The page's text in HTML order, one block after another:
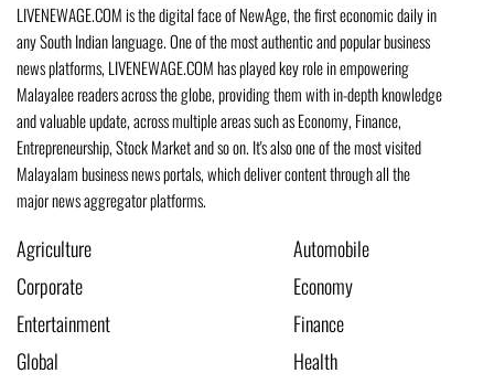
LIVENEWAGE.COM is the digital face of NewAge, the first economic daily in
any South Indian language. One of the most authentic and popular business
news platforms, LIVENEWAGE.COM has played key role in empowering
Malayalee readers across the globe, providing them with in-depth knowledge
and valuable update, across multiple areas such as Economy, Finance,
Entrepreneurship, Stock Market and so on. It's also one of the most visited
Malayalam business news portals, which deliver content through all the
major news aggregator platforms.
Agriculture
Automobile
Corporate
Economy
Entertainment
Finance
Global
Health